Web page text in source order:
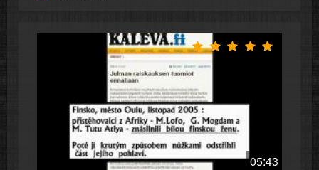
05:43